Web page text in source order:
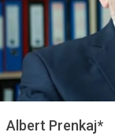
Albert Prenkaj*